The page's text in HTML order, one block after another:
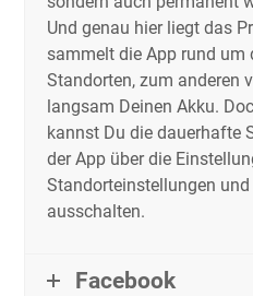
Und genau hier liegt das
sammelt die App rund um
Standorten, zum anderen
langsam Deinen Akku.
kannst Du die dauerhafte
der App über die
Standorteinstellungen
ausschalten.
Facebook